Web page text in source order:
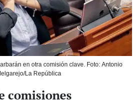
en otra comisión clave. Foto: Antonio
La República
comisiones